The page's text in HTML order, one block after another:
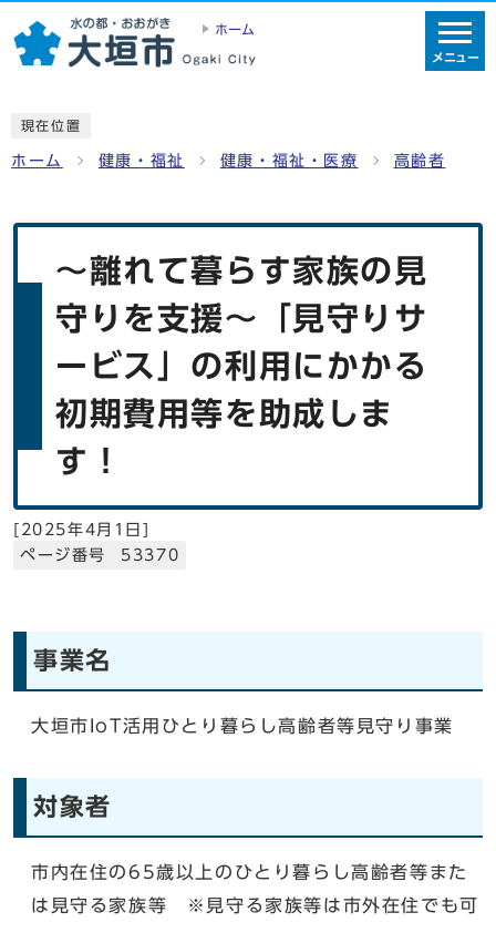
ホーム
メニュー
現在位置
ホーム 健康・福祉 健康・福祉・医療 高齢者
〜離れて暮らす家族の見
守りを支援〜「見守りサ
ービス」の利用にかかる
初期費用等を助成しま
す！
[ 2025年4月1日]
ページ番号 53370
事業名
大垣市IoT活用ひとり暮らし高齢者等見守り事業
対象者
市内在住の65歳以上のひとり暮らし高齢者等また
は見守る家族等 ※見守る家族等は市外在住でも可